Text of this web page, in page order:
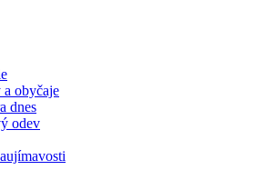
obyčaje
dnes
odev